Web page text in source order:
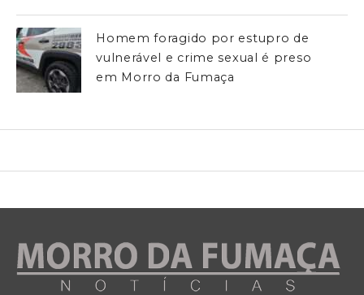
Homem foragido por estupro de
vulnerável e crime sexual é preso
em Morro da Fumaça